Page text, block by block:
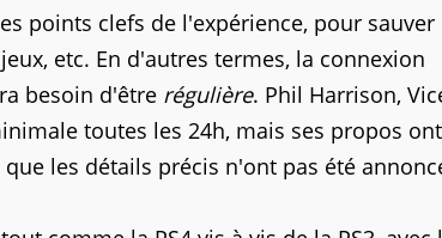
points clefs de l'expérience, pour sauver
etc. En d'autres termes, la connexion
besoin d'être régulière. Phil Harrison,
toutes les 24h, mais ses propos ont
les détails précis n'ont pas été